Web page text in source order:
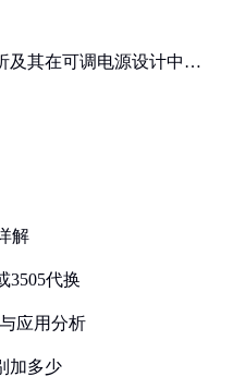
及其在可调电源设计中的
解
3505代换
应用分析
加多少